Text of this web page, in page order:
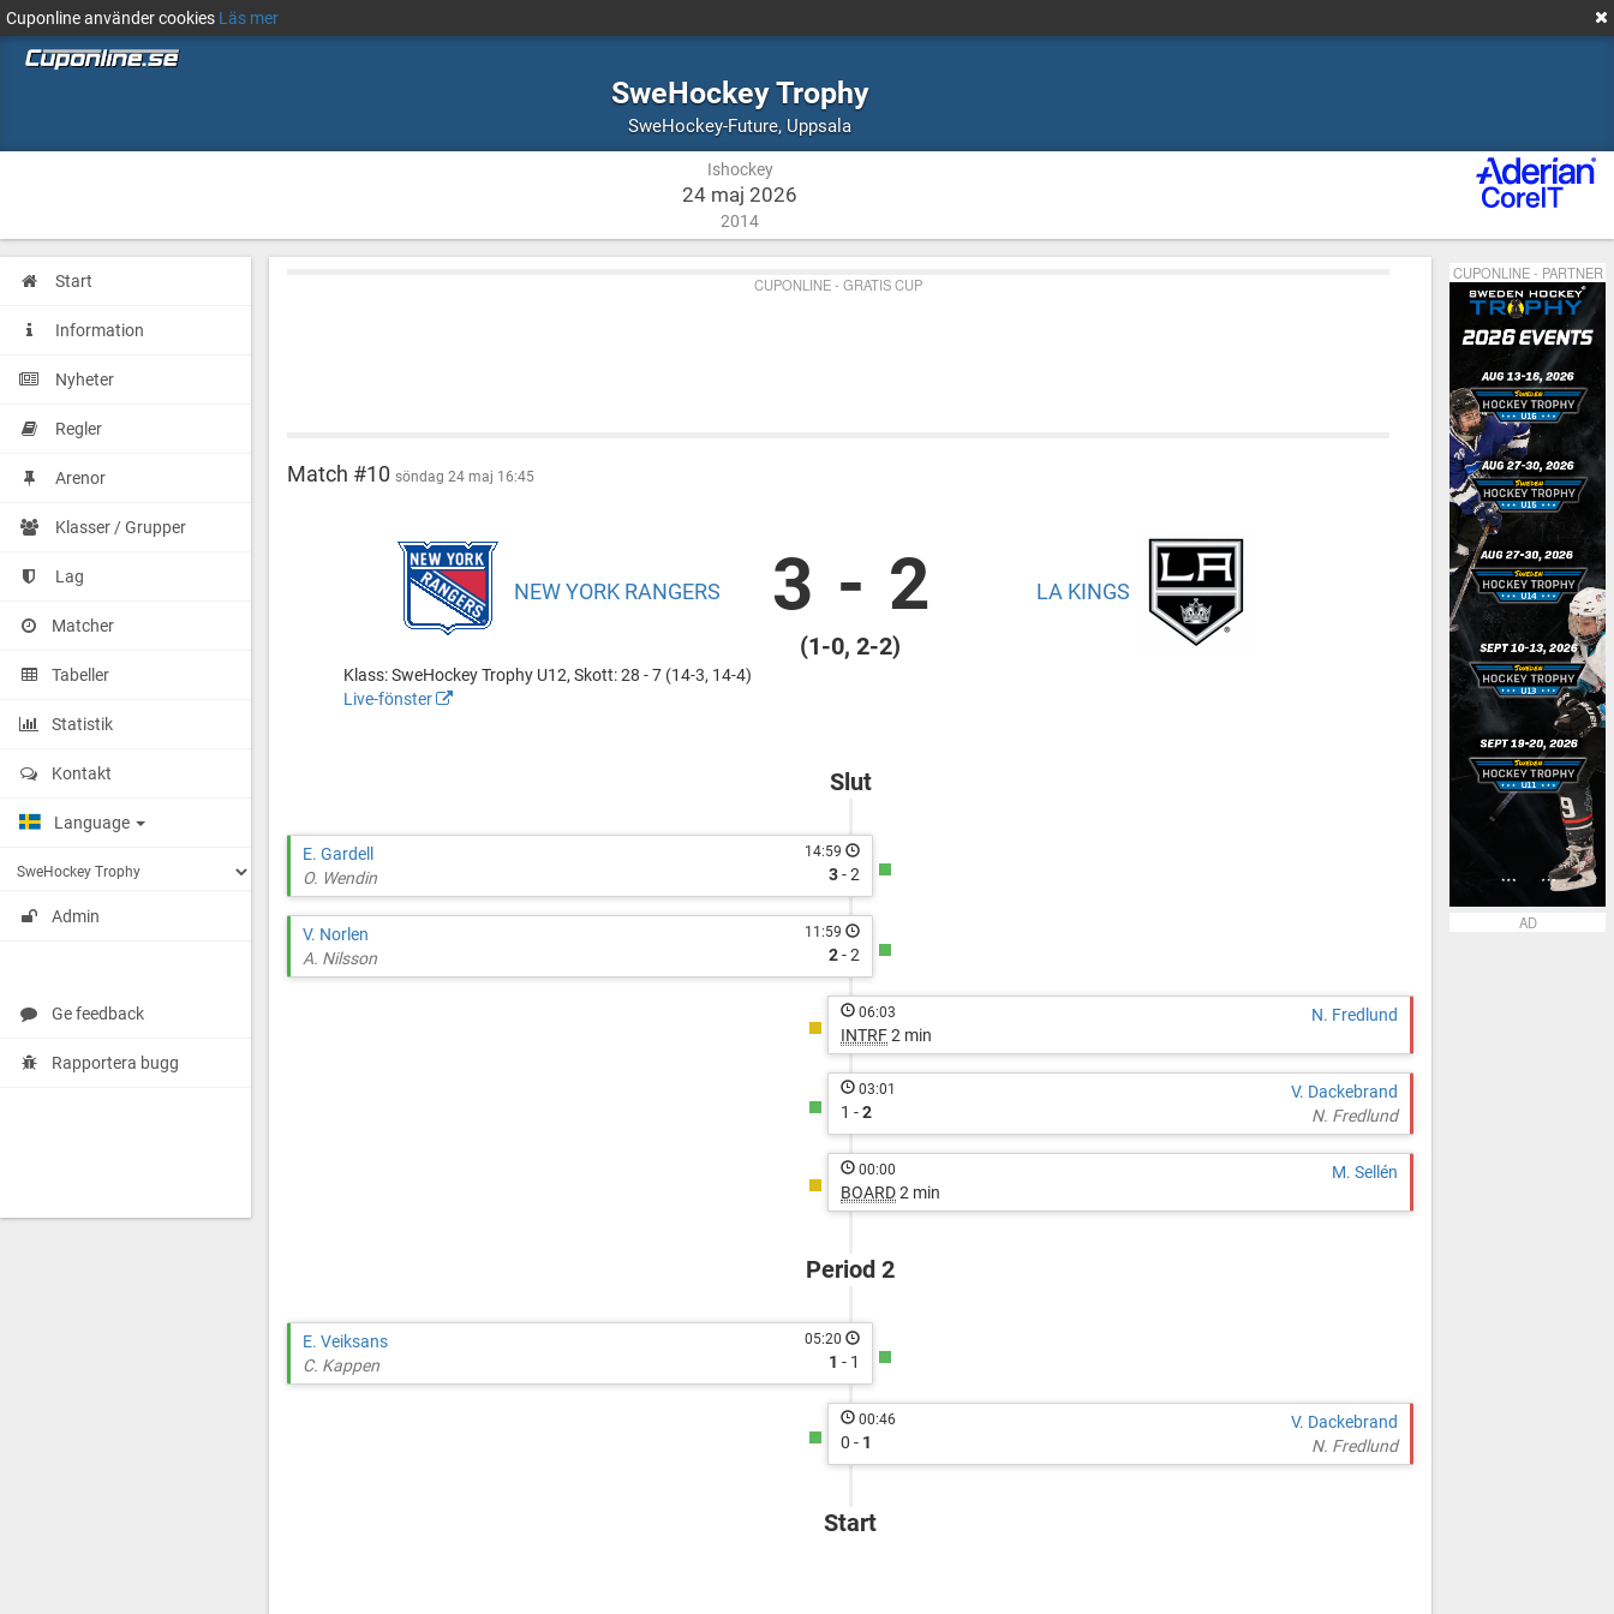
Cuponline använder cookies Läs mer
SweHockey Trophy
SweHockey-Future, Ishockey
Uppsala
Ishockey
24 maj 2026
2014
Start
Information
Nyheter
Regler
Arenor
Klasser / Grupper
Lag
Matcher
Tabeller
Statistik
Kontakt
Language
Admin
Ge feedback
Rapportera bugg
CUPONLINE - GRATIS CUP
Match #10 söndag 24 maj 16:45
vs
LA
NEW YORK RANGERS 3 - 2
(1-0, 2-2)
LA KINGS
Klass: SweHockey Trophy U12, Skott: 28 - 7 (14-3, 14-4)
Live-fönster
Slut
E. Gardell
O. Wendin
14:59
3- 2
V. Norlen
A. Nilsson
11:59
2- 2
N. Fredlund
06:03
INTRF2 min
V. Dackebrand
N. Fredlund
03:01
1 -2
M. Sellén
00:00
BOARD2 min
Period 2
E. Veiksans
C. Kappen
05:20
1 - 1
V. Dackebrand
N. Fredlund
00:46
0 - 1
Start
CUPONLINE - PARTNER
AD